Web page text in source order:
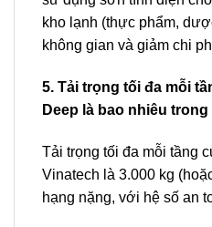
kho lạnh (thực phẩm,
không gian và giảm chi
5. Tải trọng tối đa mỗi
Deep là bao nhiêu
Tải trọng tối đa mỗi tầng
Vinatech là 3.000 kg
hạng nặng, với hệ số an